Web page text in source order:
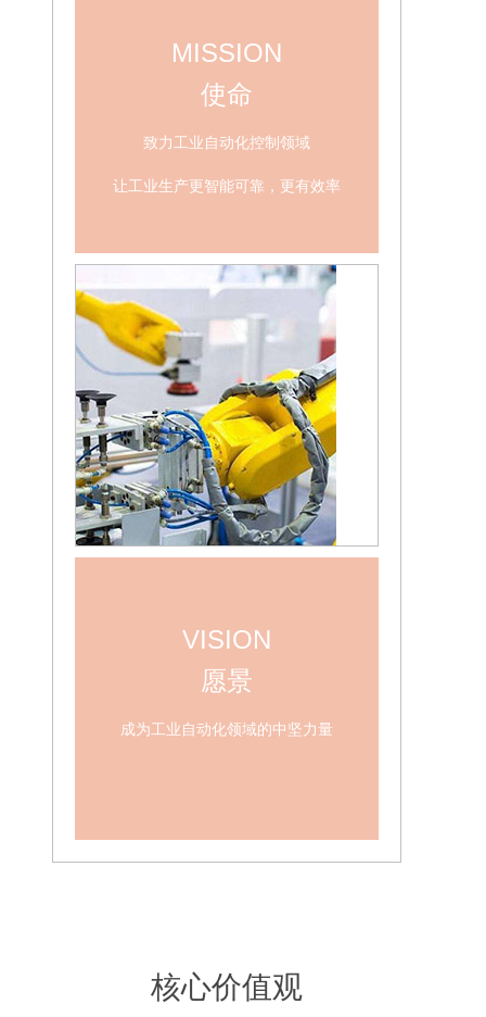
MISSION
使命
致力工业自动化控制领域
让工业生产更智能可靠，更有效率
VISION
愿景
成为工业自动化领域的中坚力量
核心价值观